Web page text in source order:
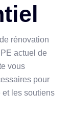
rénovation
actuel de
vous
pour
et les soutiens